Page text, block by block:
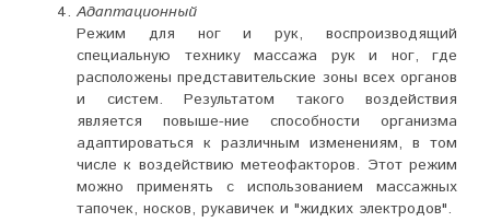
Адаптационный
Режим для ног и рук, воспроизводящий
специальную технику массажа рук и ног, где
расположены представительские зоны всех органов
и систем. Результатом такого воздействия
является повыше-ние способности организма
адаптироваться к различным изменениям, в том
числе к воздействию метеофакторов. Этот режим
можно применять с использованием массажных
тапочек, носков, рукавичек и "жидких электродов".